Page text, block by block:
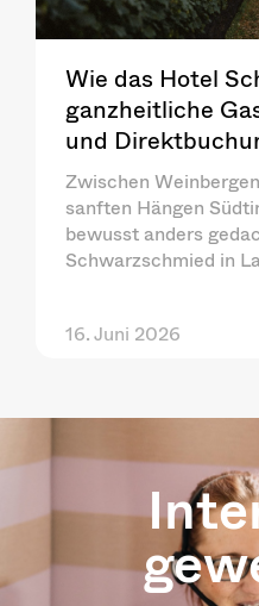
Wie das Hotel
ganzheitliche
und
Zwischen
sanften Hängen
bewusst anders
Schwarzschmied in
16. Juni 2026